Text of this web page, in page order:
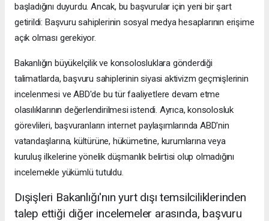
başladığını duyurdu. Ancak, bu başvurular için yeni bir şart
getirildi: Başvuru sahiplerinin sosyal medya hesaplarının erişime
açık olması gerekiyor.
Bakanlığın büyükelçilik ve konsolosluklara gönderdiği
talimatlarda, başvuru sahiplerinin siyasi aktivizm geçmişlerinin
incelenmesi ve ABD'de bu tür faaliyetlere devam etme
olasılıklarının değerlendirilmesi istendi. Ayrıca, konsolosluk
görevlileri, başvuranların internet paylaşımlarında ABD'nin
vatandaşlarına, kültürüne, hükümetine, kurumlarına veya
kuruluş ilkelerine yönelik düşmanlık belirtisi olup olmadığını
incelemekle yükümlü tutuldu.
Dışişleri Bakanlığı'nın yurt dışı temsilciliklerinden
talep ettiği diğer incelemeler arasında, başvuru